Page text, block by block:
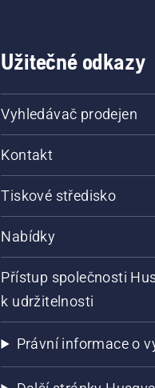
Užitečné odkazy
Vyhledávač prodejen
Kontakt
Tiskové středisko
Nabídky
Přístup společnosti
k udržitelnosti
Právní informace o